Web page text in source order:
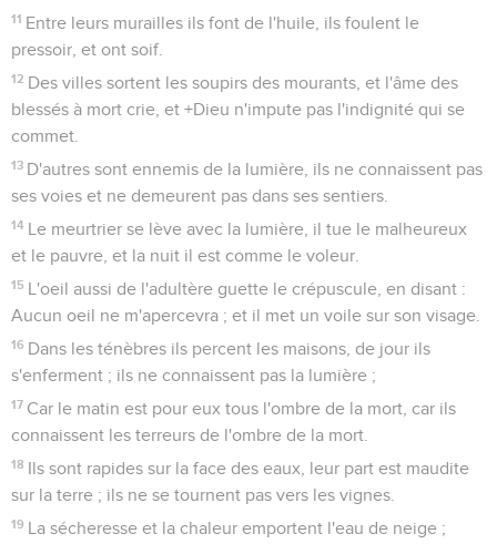
11 Entre leurs murailles ils font de l'huile, ils foulent le
pressoir, et ont soif.
12 Des villes sortent les soupirs des mourants, et l'âme des
blessés à mort crie, et +Dieu n'impute pas l'indignité qui se
commet.
13 D'autres sont ennemis de la lumière, ils ne connaissent pas
ses voies et ne demeurent pas dans ses sentiers.
14 Le meurtrier se lève avec la lumière, il tue le malheureux
et le pauvre, et la nuit il est comme le voleur.
15 L'oeil aussi de l'adultère guette le crépuscule, en disant :
Aucun oeil ne m'apercevra ; et il met un voile sur son visage.
16 Dans les ténèbres ils percent les maisons, de jour ils
s'enferment ; ils ne connaissent pas la lumière ;
17 Car le matin est pour eux tous l'ombre de la mort, car ils
connaissent les terreurs de l'ombre de la mort.
18 Ils sont rapides sur la face des eaux, leur part est maudite
sur la terre ; ils ne se tournent pas vers les vignes.
19 La sécheresse et la chaleur emportent l'eau de neige ;